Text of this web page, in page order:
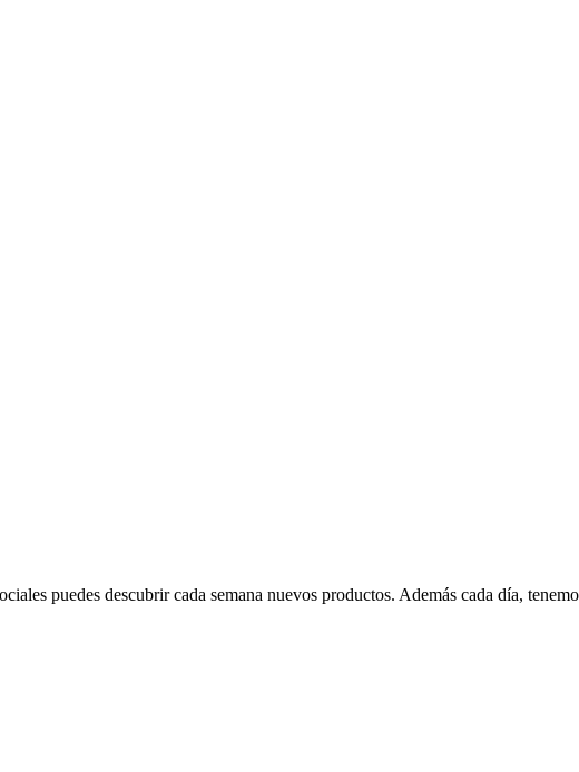
puedes descubrir cada semana nuevos productos. Además cada día,